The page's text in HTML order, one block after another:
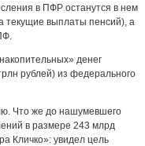
в ПФР останутся в нем
текущие выплаты пенсий), а
денег
рублей) из федерального
Что же до нашумевшего
в размере 243 млрд
Кличко»: увидел цель